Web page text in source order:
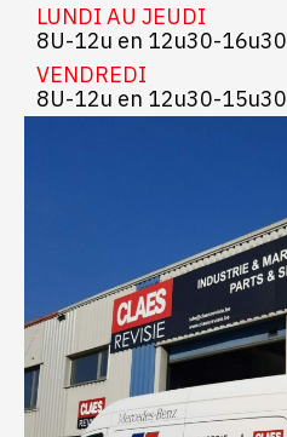
LUNDI AU JEUDI
8U-12u en 12u30-16u30
VENDREDI
8U-12u en 12u30-15u30